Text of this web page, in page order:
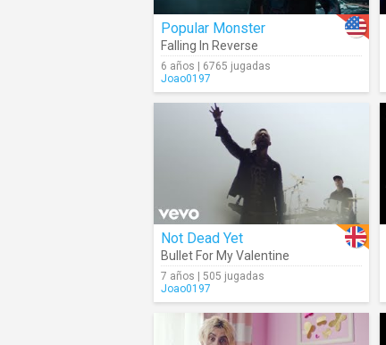
Popular Monster
Falling In Reverse
6 años | 6765 jugadas
Joao0197
Not Dead Yet
Bullet For My Valentine
7 años | 505 jugadas
Joao0197